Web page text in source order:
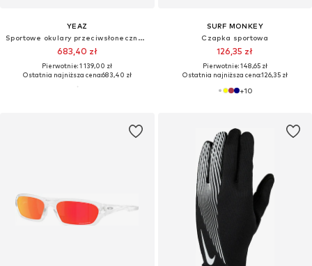
YEAZ
Sportowe okulary przeciwsłoneczne 'Sunup'
683,40 zł
Pierwotnie: 1 139,00 zł
Ostatnia najniższa cena:683,40 zł
SURF MONKEY
Czapka sportowa
126,35 zł
Pierwotnie: 148,65 zł
Ostatnia najniższa cena:126,35 zł
+10